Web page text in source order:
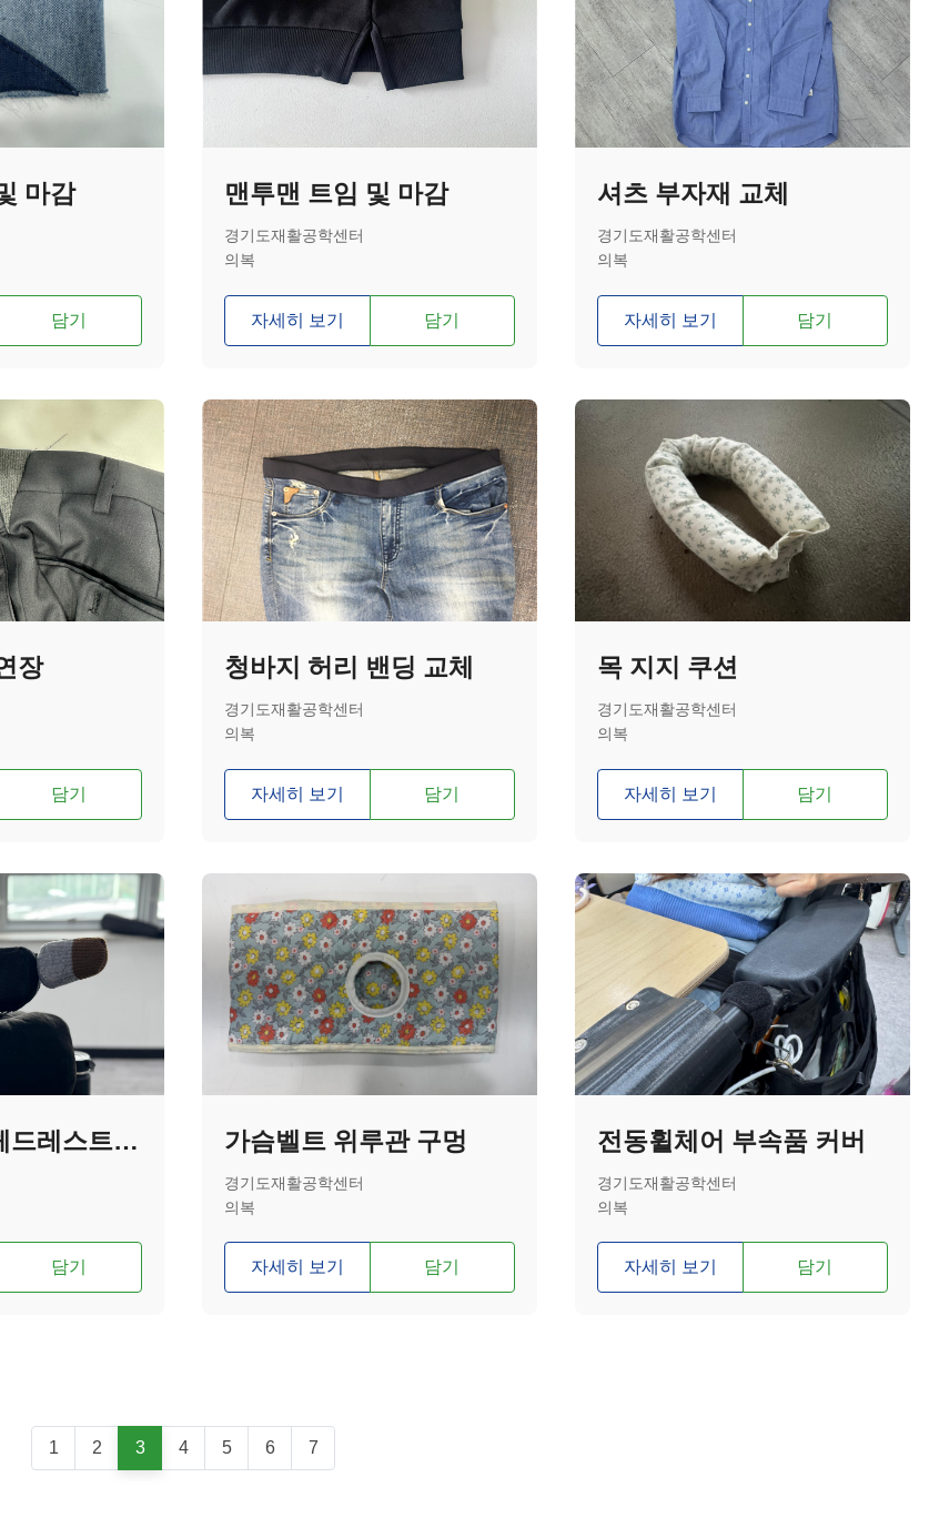
마감
담기
맨투맨 트임 및 마감
경기도재활공학센터
의복
자세히 보기 담기
셔츠 부자재 교체
경기도재활공학센터
의복
자세히 보기 담기
장
담기
청바지 허리 밴딩 교체
경기도재활공학센터
의복
자세히 보기 담기
목 지지 쿠션
경기도재활공학센터
의복
자세히 보기 담기
전동휠체어 헤드레스트 중앙 커버
담기
가슴벨트 위루관 구멍
경기도재활공학센터
의복
자세히 보기 담기
전동휠체어 부속품 커버
경기도재활공학센터
의복
자세히 보기 담기
1 2 3 4 5 6 7